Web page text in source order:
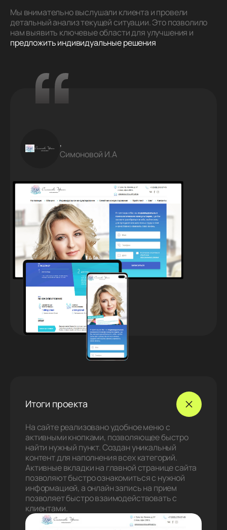
Мы внимательно выслушали клиента и провели
детальный анализ текущей ситуации. Это позволило
нам выявить ключевые области для улучшения и
предложить индивидуальные решения
,
Симоновой И.А
Итоги проекта
На сайте реализовано удобное меню с
активными кнопками, позволяющее быстро
найти нужный пункт. Создан уникальный
контент для наполнения всех категорий.
Активные вкладки на главной странице сайта
позволяют быстро ознакомиться с нужной
информацией, а онлайн запись на прием
позволяет быстро взаимодействовать с
клиентами.